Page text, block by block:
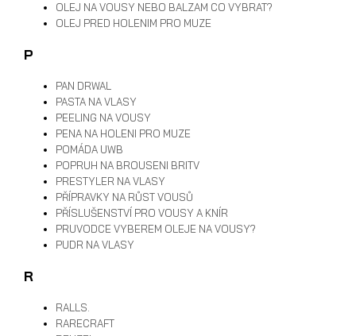
OLEJ NA VOUSY NEBO BALZAM CO VYBRAT?
OLEJ PRED HOLENIM PRO MUZE
P
PAN DRWAL
PASTA NA VLASY
PEELING NA VOUSY
PENA NA HOLENI PRO MUZE
POMÁDA UWB
POPRUH NA BROUSENI BRITV
PRESTYLER NA VLASY
PŘÍPRAVKY NA RŮST VOUSŮ
PŘÍSLUŠENSTVÍ PRO VOUSY A KNÍR
PRUVODCE VYBEREM OLEJE NA VOUSY?
PUDR NA VLASY
R
RALLS.
RARECRAFT